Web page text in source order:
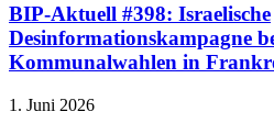
BIP-Aktuell #398: Israelische
Desinformationskampagne
Kommunalwahlen in
1. Juni 2026